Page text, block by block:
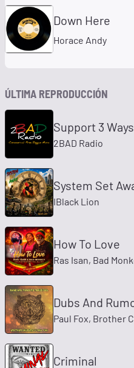
Down Here
Horace Andy
ÚLTIMA REPRODUCCIÓN
Support 3 Ways
2BAD Radio
System Set
IBlack Lion
How To Love
Ras Isan, Bad
Dubs And
Paul Fox, Brother
Criminal